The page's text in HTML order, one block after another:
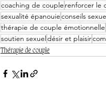
coaching de couple renforcer le
sexualité épanouieconseils
thérapie de couple émotionnelle
soutien sexuel désir et plaisir
Thérapie de couple